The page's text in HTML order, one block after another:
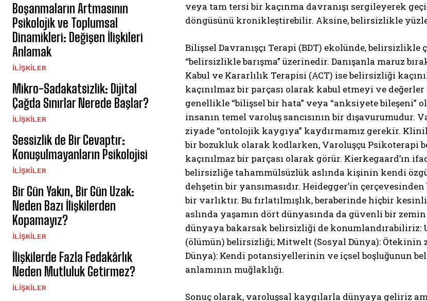
ABONE OL
Gizlilik politikasınıokudum, onaylıyorum.
Boşanmaların Artmasının
Psikolojik ve Toplumsal
Dinamikleri: Değişen İlişkileri
Anlamak
İLIŞKILER
Mikro-Sadakatsizlik: Dijital
Çağda Sınırlar Nerede Başlar?
İLIŞKILER
Sessizlik de Bir Cevaptır:
Konuşulmayanların Psikolojisi
İLIŞKILER
Bir Gün Yakın, Bir Gün Uzak:
Neden Bazı İlişkilerden
Kopamayız?
İLIŞKILER
İlişkilerde Fazla Fedakârlık
Neden Mutluluk Getirmez?
İLIŞKILER
veya tam tersi bir kaçınma davranışı sergileyerek
döngüsünü kronikleştirebilir. Aksine, belirsizlikle
Bilişsel Davranışçı Terapi (BDT) ekolünde, belirsizlikle
“belirsizlikle barışma” üzerinedir. Danışanla maruz
Kabul ve Kararlılık Terapisi (ACT) ise belirsizliği
kaçınılmaz bir parçası olarak kabul etmeyi ve
genellikle “bilişsel bir hata” veya “anksiyete bileşeni”
insanın temel varoluş sancısının bir dışavurumudur.
ziyade “ontolojik kaygıya” kaydırmamız gerekir.
bir bozukluk olarak kodlarken, Varoluşçu Psikoterapi
kaçınılmaz bir parçası olarak görür. Kierkegaard’ın
belirsizliğe tahammülsüzlük aslında kişinin kendi
dehşetin bir yansımasıdır. Heidegger’in
bir varlıktır. Bu fırlatılmışlık, beraberinde hiçbir
aslında yaşamın dört dünyasında da güvenli bir
dünyaya bakarsak belirsizliği de konumlandırabiliriz:
(ölümün) belirsizliği; Mitwelt (Sosyal Dünya):
Dünya): Kendi potansiyellerinin ve içsel boşluğunun
anlamının muğlaklığı.
Sonuç olarak, varoluşsal kaygılarla dünyaya geliriz